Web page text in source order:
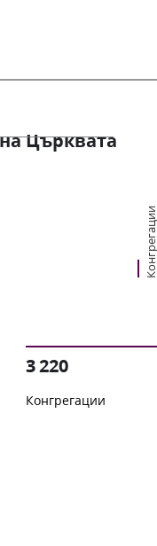
Църквата
Конгрегации
3 220
Конгрегации